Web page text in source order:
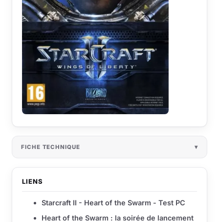
FICHE TECHNIQUE
LIENS
Starcraft II - Heart of the Swarm - Test PC
Heart of the Swarm : la soirée de lancement